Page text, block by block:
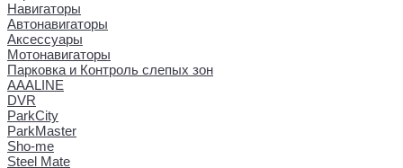
Навигаторы
Автонавигаторы
Аксессуары
Мотонавигаторы
Парковка и Контроль слепых зон
AAALINE
DVR
ParkCity
ParkMaster
Sho-me
Steel Mate